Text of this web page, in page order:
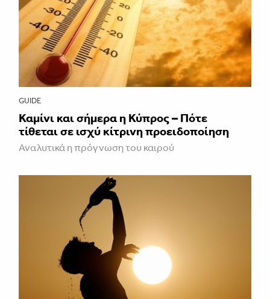
GUIDE
Καμίνι και σήμερα η Κύπρος – Πότε
τίθεται σε ισχύ κίτρινη προειδοποίηση
Αναλυτικά η πρόγνωση του καιρού